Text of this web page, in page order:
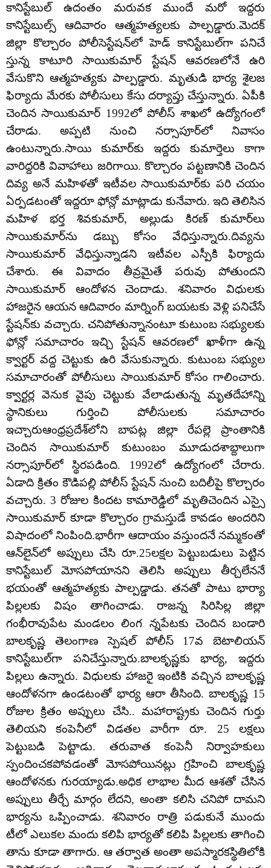
కానిస్టేబుల్ ఉదంతం మరువక ముందే మరో ఇద్దరు
కానిస్టేబుల్స్ ఆదివారం ఆత్మహత్యలకు పాల్పడ్డారు.మెదక్‌
జిల్లా కొల్చారం పోలీసెస్టేషన్‌లో హెడ్‌ కానిస్టేబుల్‌గా పనిచే
స్తున్న కాటూరి సాయికుమార్ స్టేషన్ ఆవరణలోనే ఉరి
వేసుకొని ఆత్మహత్యకు పాల్పడ్డారు. మృతుడి భార్య శైలజ
ఫిర్యాదు మేరకు పోలీసులు కేసు దర్యాప్తు చేస్తున్నారు. ఏపీకి
చెందిన సాయికుమార్‌ 1992లో పోలీస్‌ శాఖలో ఉద్యోగంలో
చేరాడు. అప్పటి నుంచి నర్సాపూర్‌లో నివాసం
ఉంటున్నారు.సాయి కుమార్‌కు ఇద్దరు కుమార్తెలు కాగా
వారిద్దరికి వివాహాలు జరిగాయి. కొల్చారం పట్టణానికి చెందిన
దివ్య అనే మహిళతో ఇటీవల సాయి‌కుమార్‌కు పరి చయం
ఏర్పడటంతో ఇద్దరూ ఫోన్లో మాట్లాడు కునేవారు. ఇది తెలిసిన
మహిళ భర్త శివకుమార్, అల్లుడు కిరణ్ కుమార్‌‌‌లు
సాయికుమార్‌ను డబ్బు కోసం వేధిస్తున్నారు.దివ్యను
సాయికుమార్ వేధిస్తున్నాడని ఇటీవల ఎస్పీకి ఫిర్యాదు
చేశారు. ఈ వివాదం తీవ్రమైతే పరువు పోతుందని
సాయికుమార్ ఆందోళన చెందాడు. శనివారం విధులకు
హాజరైన ఆయన ఆదివారం మార్నింగ్‌ బయటకు వెళ్లి పనిచేసే
స్టేషన్‌కు వచ్చారు. చనిపోతున్నానంటూ కుటుంబ సభ్యులకు
ఫోన్లో సమాచారం ఇచ్చి స్టేషన్ ఆవరణలో ఖాళీగా ఉన్న
క్వార్టర్ వద్ద చెట్టుకు ఉరి వేసుకున్నారు. కుటుంబ సభ్యుల
సమాచారంతో పోలీసులు సాయికుమార్‌ కోసం గాలించారు.
క్వార్టర్ల వెనుక వైపు చెట్టుకు వేలాడుతున్న మృతదేహాన్ని
స్థానికులు గుర్తించి పోలీసులకు సమాచారం
ఇచ్చారుఆంధ్రప్రదేశ్‌లోని బాపట్ల జిల్లా రేపల్లె ప్రాంతానికి
చెందిన సాయికుమార్ కుటుంబం మూడుదశాబ్దాలుగా
నర్సాపూర్‌లో స్థిరపడింది. 1992లో ఉద్యోగంలో చేరారు.
ఏడాది క్రితం కౌడిపల్లి పోలీస్ స్టేషన్ నుంచి బదిలీపై కొల్చారం
వచ్చారు. 3 రోజుల కిందట కామారెడ్డిలో మృతిచెందిన ఎస్సై
సాయికుమార్‌ కూడా కొల్చారం గ్రామస్తుడే కావడం అందరిని
విషాదంలో నింపింది.భారీగా ఆదాయం వస్తుందనే నమ్మకంతో
ఆన్‌లైన్‌లో అప్పులు చేసి రూ.25లక్షల పెట్టుబడులు పెట్టిన
కానిస్టేబుల్‌ మోసపోయానని తెలిసి అప్పులు తీర్చలేననే
భయంతో ఆత్మహత్యకు పాల్పడ్డాడు. తనతో పాటు భార్యా
పిల్లలకు విషం తాగించాడు. రాజన్న సిరిసిల్ల జిల్లా
గంభీరావుపేట మండలం లింగ న్నపేటకు చెందిన బండారి
బాలకృష్ణ తెలంగాణ స్పెషల్ పోలీస్‌ 17వ బెటాలియన్‌
కానిస్టేబుల్‌గా పనిచేస్తున్నారు.బాలకృష్ణకు భార్య, ఇద్దరు
పిల్లలు ఉన్నారు. విధులకు హాజరై ఇంటికి వచ్చిన బాలకృష్ణ
ఆందోళనగా ఉండటంతో భార్య ఆరా తీసింది. బాలకృష్ణ 15
రోజుల క్రితం అప్పులు చేసి.. మహారాష్ట్రకు చెందిన గుర్తు
తెలియని కంపెనీలో విడతల వారీగా రూ. 25 లక్షలు
పెట్టుబడి పెట్టాడు. తరువాత కంపెనీ నిర్వాహకులు
స్పందించకపోవడంతో మోసపోయినట్లు గ్రహించి బాలకృష్ణ
ఆందోళనకు గురయ్యాడు.అధిక లాభాల మీద ఆశతో చేసిన
అప్పులు తీర్చే మార్గం లేదని, అంతా కలిసి చనిపో దామని
భార్యను ఒప్పించాడు. శనివారం రాత్రి పడుకునే ముందు
టీలో ఎలుకల మందు కలిపి భార్యతో కలిపి పిల్లలకు తాగించి
తాను కూడా తాగారు. ఆ తర్వాత అంతా అపస్మారకస్థితిలోకి